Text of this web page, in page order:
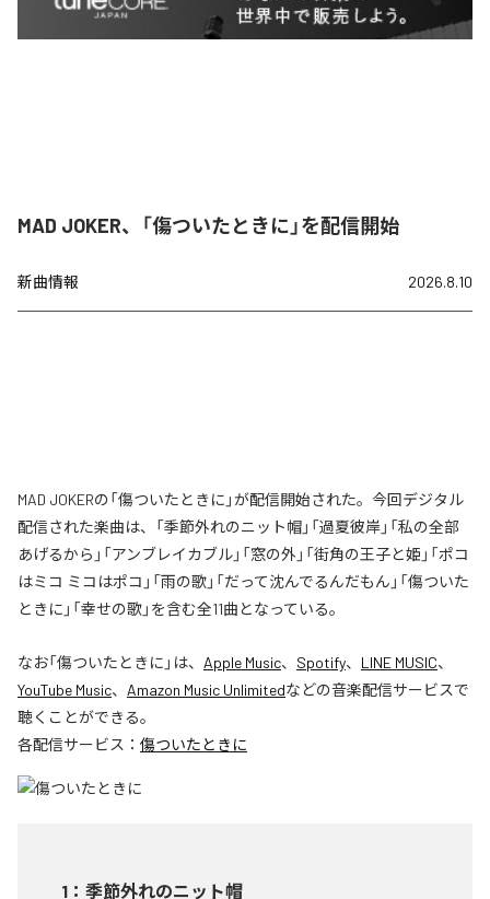
MAD JOKER、「傷ついたときに」を配信開始
新曲情報 2026.8.10
MAD JOKERの「傷ついたときに」が配信開始された。今回デジタル
配信された楽曲は、「季節外れのニット帽」「過夏彼岸」「私の全部
あげるから」「アンブレイカブル」「窓の外」「街角の王子と姫」「ポコ
はミコ ミコはポコ」「雨の歌」「だって沈んでるんだもん」「傷ついた
ときに」「幸せの歌」を含む全11曲となっている。
なお「傷ついたときに 」は、 Apple Music、 Spotify、 LINE MUSIC、
YouTube Music、 Amazon Music Unlimitedなどの音楽配信サービスで
聴くことができる。
各配信サービス： 傷ついたときに
1 ： 季節外れのニット帽